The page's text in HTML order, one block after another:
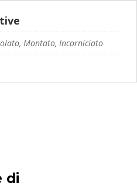
Montato, Incorniciato
di